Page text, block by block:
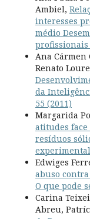
Ambiel,
interesses
médio
profissionais
Ana Cármen
Renato
da
55 (2011)
Margarida
atitudes face
resíduos
experimental
Edwiges
abuso
O que pode
Carina
Abreu,